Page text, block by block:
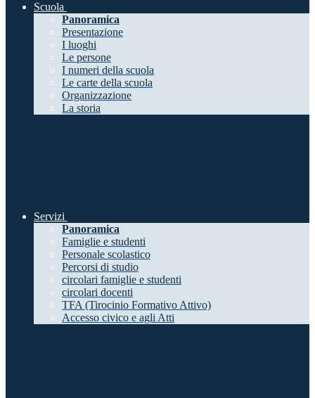
Scuola
Panoramica
Presentazione
I luoghi
Le persone
I numeri della scuola
Le carte della scuola
Organizzazione
La storia
Servizi
Panoramica
Famiglie e studenti
Personale scolastico
Percorsi di studio
circolari famiglie e studenti
circolari docenti
TFA (Tirocinio Formativo Attivo)
Accesso civico e agli Atti